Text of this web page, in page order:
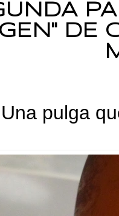
DE
Una pulga